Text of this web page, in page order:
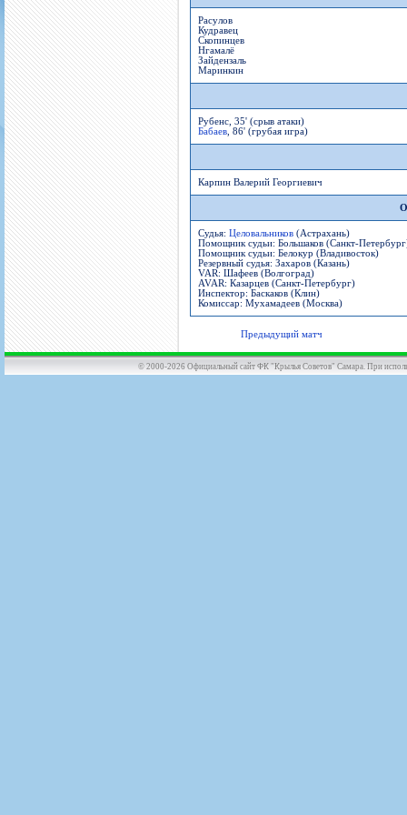
Расулов
Кудравец
Скопинцев
Нгамалё
Зайдензаль
Маринкин
Рубенс, 35' (срыв атаки)
Бабаев , 86' (грубая игра)
Карпин Валерий Георгиевич
Судья: Целовальников (Астрахань)
Помощник судьи: Большаков (Санкт-
Помощник судьи: Белокур (Владивосток)
Резервный судья: Захаров (Казань)
VAR: Шафеев (Волгоград)
AVAR: Казарцев (Санкт-Петербург)
Инспектор: Баскаков (Клин)
Комиссар: Мухамадеев (Москва)
Предыдущий матч
© 2000-2026 Официальный сайт ФК "Крылья Советов" Самара. При